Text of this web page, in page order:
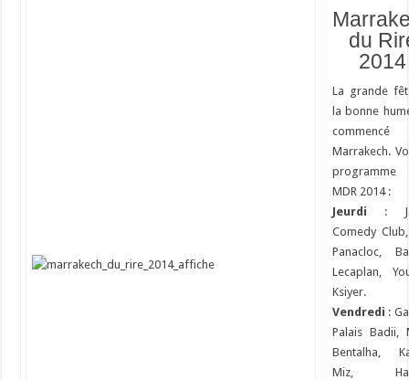
du
2014
La grande
la bonne
Marrakech.
MDR 2014 :
Jeurdi :
Comedy
Panacloc,
Lecaplan,
Ksiyer.
Vendredi :
Palais Badii,
Bentalha,
Miz,